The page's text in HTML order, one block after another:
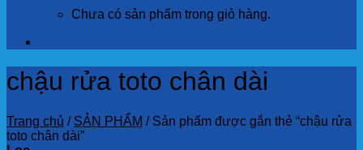
Chưa có sản phẩm trong giỏ hàng.
chậu rửa toto chân dài
Trang chủ / SẢN PHẨM /Sản phẩm được gắn thẻ “chậu rửa
toto chân dài”